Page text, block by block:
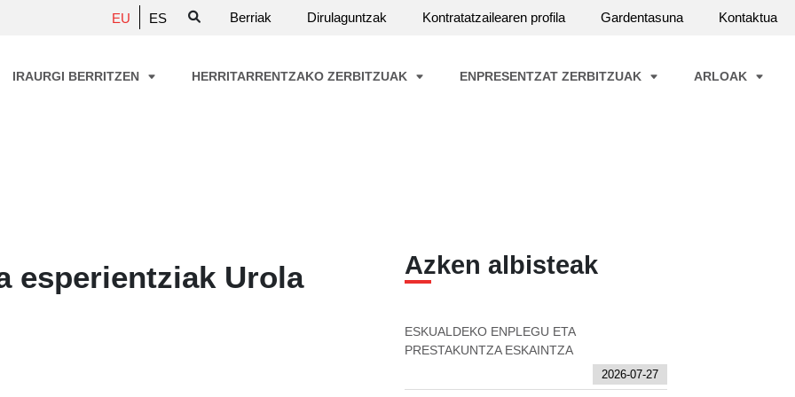
EU ES Berriak Dirulaguntzak Kontratatzailearen profila Gardentasuna Kontaktua
IRAURGI BERRITZEN HERRITARRENTZAKO ZERBITZUAK ENPRESENTZAT ZERBITZUAK ARLOAK
esperientziak Urola
Azken albisteak
ESKUALDEKO ENPLEGU ETA
PRESTAKUNTZA ESKAINTZA
2026-07-27